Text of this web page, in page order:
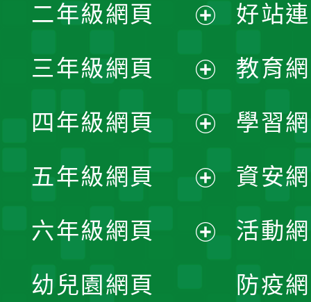
開
選
單
二年級網頁
開
選
單
三年級網頁
開
選
單
四年級網頁
開
選
五年級網頁
開
六年級網頁
幼兒園網頁
好站
教育
學習
資安
活動
防疫